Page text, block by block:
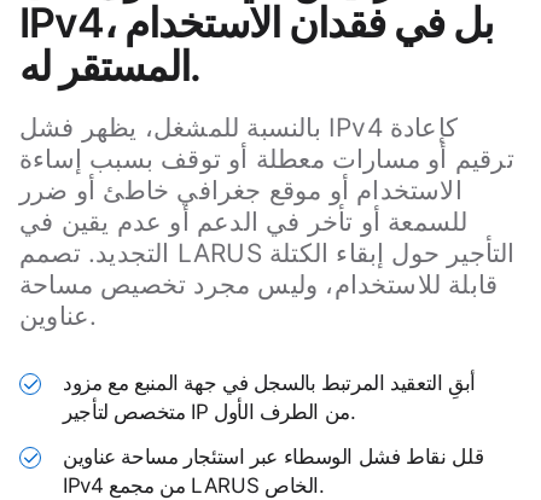
IPv4، بل في فقدان الاستخدام
المستقر له.
بالنسبة للمشغل، يظهر فشل IPv4 كإعادة
ترقيم أو مسارات معطلة أو توقف بسبب إساءة
الاستخدام أو موقع جغرافي خاطئ أو ضرر
للسمعة أو تأخر في الدعم أو عدم يقين في
التجديد. تصمم LARUS التأجير حول إبقاء الكتلة
قابلة للاستخدام، وليس مجرد تخصيص مساحة
عناوين.
✓
أبقِ التعقيد المرتبط بالسجل في جهة المنبع مع مزود
متخصص لتأجير IP من الطرف الأول.
✓
قلل نقاط فشل الوسطاء عبر استئجار مساحة عناوين
IPv4 من مجمع LARUS الخاص.